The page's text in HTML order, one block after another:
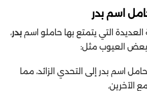
اسم بدر
العديدة التي يتمتع بها حاملو اسم بدر،
بعض العيوب مثل:
اسم بدر إلى التحدي الزائد، مما
الآخرين.